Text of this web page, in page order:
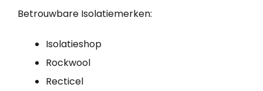
Betrouwbare Isolatiemerken:
Isolatieshop
Rockwool
Recticel